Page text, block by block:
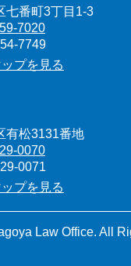
七番町3丁目1-3
7020
7749
プを見る
有松3131番地
0070
0071
プを見る
Law Office. All